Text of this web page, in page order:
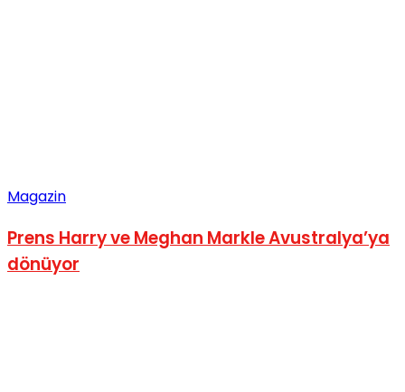
Magazin
Prens Harry ve Meghan Markle Avustralya’ya
dönüyor